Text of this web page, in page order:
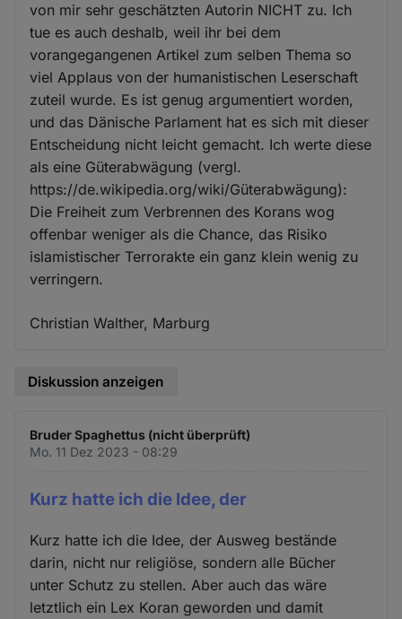
von mir sehr geschätzten Autorin NICHT zu. Ich
tue es auch deshalb, weil ihr bei dem
vorangegangenen Artikel zum selben Thema so
viel Applaus von der humanistischen Leserschaft
zuteil wurde. Es ist genug argumentiert worden,
und das Dänische Parlament hat es sich mit dieser
Entscheidung nicht leicht gemacht. Ich werte diese
als eine Güterabwägung (vergl.
https://de.wikipedia.org/wiki/Güterabwägung):
Die Freiheit zum Verbrennen des Korans wog
offenbar weniger als die Chance, das Risiko
islamistischer Terrorakte ein ganz klein wenig zu
verringern.
Christian Walther, Marburg
Diskussion anzeigen
Bruder Spaghettus (nicht überprüft)
Mo. 11 Dez 2023 - 08:29
Kurz hatte ich die Idee, der
Kurz hatte ich die Idee, der Ausweg bestände
darin, nicht nur religiöse, sondern alle Bücher
unter Schutz zu stellen. Aber auch das wäre
letztlich ein Lex Koran geworden und damit